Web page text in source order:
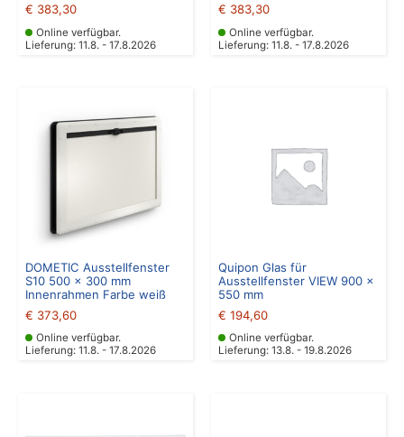
€ 383,30
Online verfügbar.
Lieferung: 11.8. - 17.8.2026
€ 383,30
Online verfügbar.
Lieferung: 11.8. - 17.8.2026
DOMETIC Ausstellfenster
S10 500 x 300 mm
Innenrahmen Farbe weiß
€ 373,60
Online verfügbar.
Lieferung: 11.8. - 17.8.2026
Quipon Glas für
Ausstellfenster VIEW 900 x
550 mm
€ 194,60
Online verfügbar.
Lieferung: 13.8. - 19.8.2026